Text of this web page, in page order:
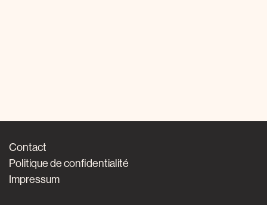
Contact
Politique de confidentialité
Impressum